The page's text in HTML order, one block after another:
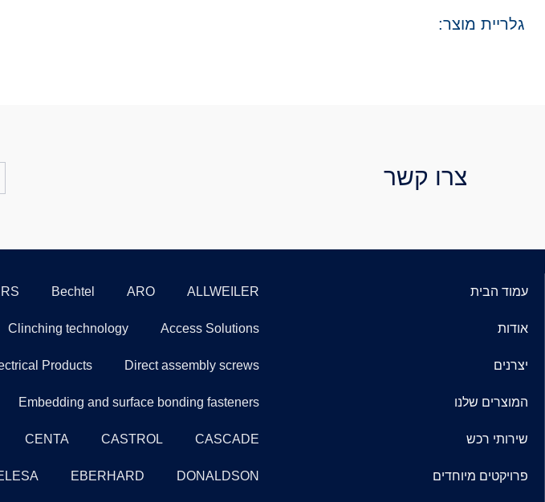
גלריית מוצר:
צרו קשר
עמוד הבית
אודות
יצרנים
המוצרים שלנו
שירותי רכש
פרויקטים מיוחדים
ALLWEILER
ARO
Bechtel
Access Solutions
Clinching technology
Direct assembly screws
Products
Embedding and surface bonding fasteners
CASCADE
CASTROL
CENTA
DONALDSON
EBERHARD